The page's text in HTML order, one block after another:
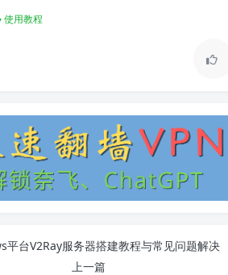
使用教程
平台V2Ray服务器搭建教程与常见问题解决
上一篇